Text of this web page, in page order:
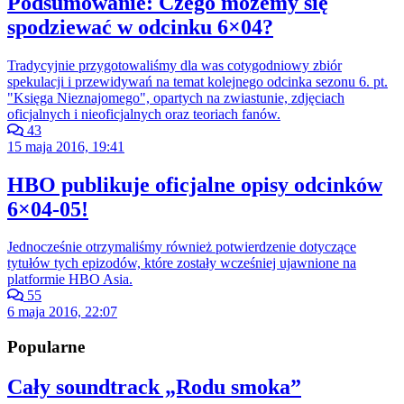
spodziewać w odcinku 6×04?
Tradycyjnie przygotowaliśmy dla was cotygodniowy zbiór
spekulacji i przewidywań na temat kolejnego odcinka sezonu 6. pt.
"Księga Nieznajomego", opartych na zwiastunie, zdjęciach
oficjalnych i nieoficjalnych oraz teoriach fanów.
43
15 maja 2016, 19:41
HBO publikuje oficjalne opisy odcinków
6×04-05!
Jednocześnie otrzymaliśmy również potwierdzenie dotyczące
tytułów tych epizodów, które zostały wcześniej ujawnione na
platformie HBO Asia.
55
6 maja 2016, 22:07
Popularne
Cały soundtrack „Rodu smoka”